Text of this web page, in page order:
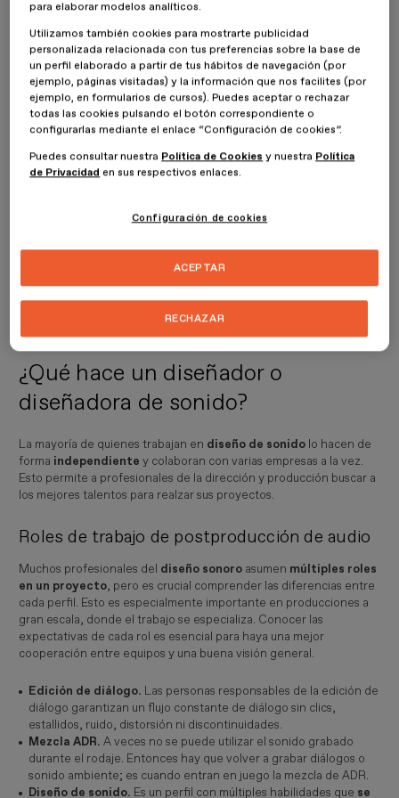
Muestreo
Creación de sonido digital
Ordenar efectos en una cadena vocal
Edición y mezcla de sonido
¿Qué hace un diseñador o
diseñadora de sonido?
La mayoría de quienes trabajan en diseño de sonido lo hacen de
forma independientey colaboran con varias empresas a la vez.
Esto permite a profesionales de la dirección y producción buscar a
los mejores talentos para realzar sus proyectos.
Roles de trabajo de postproducción de audio
Muchos profesionales del diseño sonoro asumen múltiples roles
en un proyecto, pero es crucial comprender las diferencias entre
cada perfil. Esto es especialmente importante en producciones a
gran escala, donde el trabajo se especializa. Conocer las
expectativas de cada rol es esencial para haya una mejor
cooperación entre equipos y una buena visión general.
Edición de diálogo. Las personas responsables de la edición de
diálogo garantizan un flujo constante de diálogo sin clics,
estallidos, ruido, distorsión ni discontinuidades.
Mezcla ADR. A veces no se puede utilizar el sonido grabado
durante el rodaje. Entonces hay que volver a grabar diálogos o
sonido ambiente; es cuando entran en juego la mezcla de ADR.
Diseño de sonido. Es un perfil con múltiples habilidades que se
para elaborar modelos analíticos.
Utilizamos también cookies para mostrarte publicidad
personalizada relacionada con tus preferencias sobre la base de
un perfil elaborado a partir de tus hábitos de navegación (por
ejemplo, páginas visitadas) y la información que nos facilites (por
ejemplo, en formularios de cursos). Puedes aceptar o rechazar
todas las cookies pulsando el botón correspondiente o
configurarlas mediante el enlace “Configuración de cookies”.
Puedes consultar nuestra Política de Cookies y nuestra Política
de Privacidad en sus respectivos enlaces.
Configuración de cookies
RECHAZAR
ACEPTAR